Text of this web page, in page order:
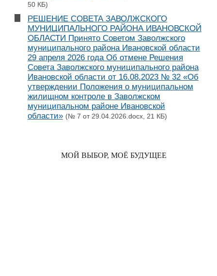
50 КБ)
РЕШЕНИЕ СОВЕТА ЗАВОЛЖСКОГО
МУНИЦИПАЛЬНОГО РАЙОНА ИВАНОВСКОЙ
ОБЛАСТИ Принято Советом Заволжского
муниципального района Ивановской области
29 апреля 2026 года Об отмене Решения
Совета Заволжского муниципального района
Ивановской области от 16.08.2023 № 32 «Об
утверждении Положения о муниципальном
жилищном контроле в Заволжском
муниципальном районе Ивановской
области» (№ 7 от 29.04.2026.docx, 21 КБ)
МОЙ ВЫБОР, МОЁ БУДУЩЕЕ